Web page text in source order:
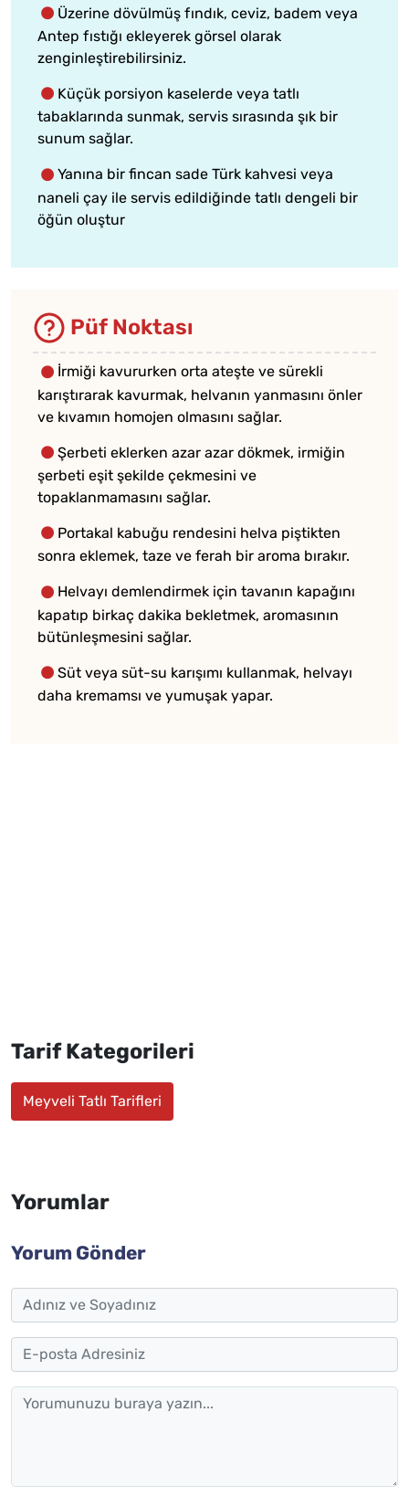
Üzerine dövülmüş fındık, ceviz, badem veya
Antep fıstığı ekleyerek görsel olarak
zenginleştirebilirsiniz.
Küçük porsiyon kaselerde veya tatlı
tabaklarında sunmak, servis sırasında şık bir
sunum sağlar.
Yanına bir fincan sade Türk kahvesi veya
naneli çay ile servis edildiğinde tatlı dengeli bir
öğün oluştur
Püf Noktası
İrmiği kavururken orta ateşte ve sürekli
karıştırarak kavurmak, helvanın yanmasını önler
ve kıvamın homojen olmasını sağlar.
Şerbeti eklerken azar azar dökmek, irmiğin
şerbeti eşit şekilde çekmesini ve
topaklanmamasını sağlar.
Portakal kabuğu rendesini helva piştikten
sonra eklemek, taze ve ferah bir aroma bırakır.
Helvayı demlendirmek için tavanın kapağını
kapatıp birkaç dakika bekletmek, aromasının
bütünleşmesini sağlar.
Süt veya süt-su karışımı kullanmak, helvayı
daha kremamsı ve yumuşak yapar.
Tarif Kategorileri
Meyveli Tatlı Tarifleri
Yorumlar
Yorum Gönder